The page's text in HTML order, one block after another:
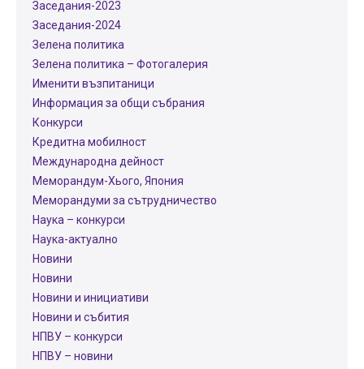
Заседания-2023
Заседания-2024
Зелена политика
Зелена политика – Фотогалерия
Именити възпитаници
Информация за общи събрания
Конкурси
Кредитна мобилност
Международнa дейност
Меморандум-Хього, Япония
Меморандуми за сътрудничество
Наука – конкурси
Наука-актуално
Новини
Новини
Новини и инициативи
Новини и събития
НПВУ – конкурси
НПВУ – новини